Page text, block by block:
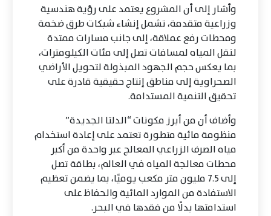
وأشار إلى أن المشروع يعتمد على رؤية هندسية
وزراعية متقدمة، تشمل إنشاء شبكات طرق ضخمة
ومحطات رفع عملاقة، إلى جانب مسارات ممتدة
لنقل المياه لمسافات تصل إلى مئات الكيلومترات،
بما يعكس حجم الجهود المبذولة لتحويل الأراضي
الصحراوية إلى مناطق إنتاج حقيقية قادرة على
تحقيق التنمية المستدامة.
وأضاف أن من أبرز مكونات “الدلتا الجديدة”
منظومة مائية متطورة تعتمد على إعادة استخدام
مياه الصرف الزراعي المعالج عبر واحدة من أكبر
محطات معالجة المياه في العالم، بطاقة تصل
إلى 7.5 مليون متر مكعب يوميًا، بما يضمن تعظيم
الاستفادة من الموارد المائية والحفاظ على
استدامتها بدلًا من فقدها في البحر.